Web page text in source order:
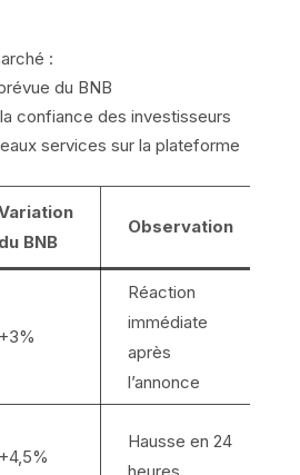
:
du BNB
confiance des investisseurs
services sur la plateforme
du BNB
Observation
+3%
Réaction
immédiate
après
l’annonce
+4,5%
Hausse en 24